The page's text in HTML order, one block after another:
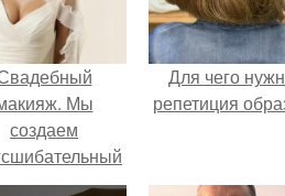
Мы
создаем
образ.
Для чего
репетиция